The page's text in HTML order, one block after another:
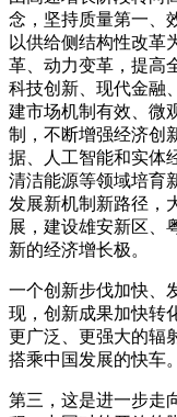
念，坚持质量第一、
以供给侧结构性改革
革、动力变革，提高
科技创新、现代金融
建市场机制有效、微
制，不断增强经济创
据、人工智能和实体
清洁能源等领域培育
发展新机制新路径，
展，建设雄安新区、
新的经济增长极。
一个创新步伐加快、
现，创新成果加快转
更广泛、更强大的辐
搭乘中国发展的快车。
第三，这是进一步走